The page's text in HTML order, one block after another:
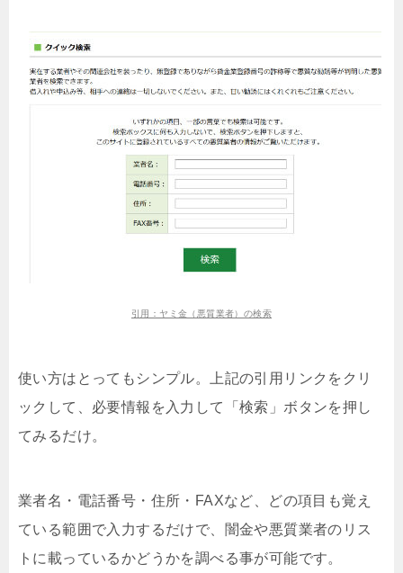
引用：ヤミ金（悪質業者）の検索
使い方はとってもシンプル。上記の引用リンクをクリ
ックして、必要情報を入力して「検索」ボタンを押し
てみるだけ。
業者名・電話番号・住所・FAXなど、どの項目も覚え
ている範囲で入力するだけで、闇金や悪質業者のリス
トに載っているかどうかを調べる事が可能です。